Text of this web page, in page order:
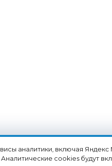
аналитики, включая Яндекс
cookies будут